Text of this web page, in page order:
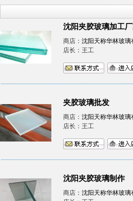
沈阳夹胶玻璃加工
商店： 沈阳天称华林玻璃
店长：王工
夹胶玻璃批发
商店： 沈阳天称华林玻璃
店长：王工
沈阳夹胶玻璃制作
商店： 沈阳天称华林玻璃